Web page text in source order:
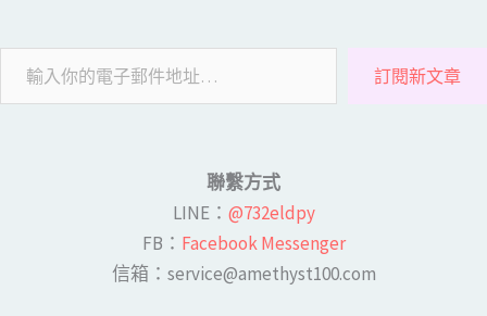
訂閱新文章
聯繫方式
LINE​： @732eldpy
FB：​ Facebook Messenger
​​信箱：service@amethyst100.com